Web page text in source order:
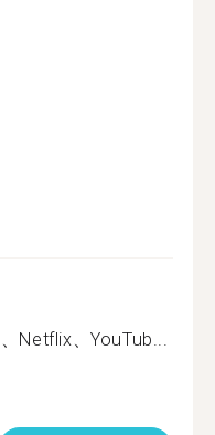
Netflix、YouTub...